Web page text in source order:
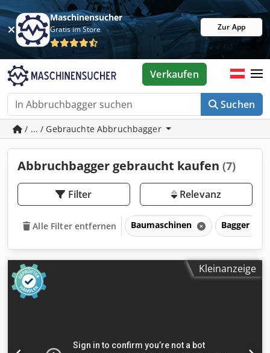
Maschinensucher
Gratis im Store Zur App
Suchen
Verkaufen
/ ... / Gebrauchte Abbruchbagger
Abbruchbagger gebraucht kaufen (7)
Filter Relevanz
Alle Filter entfernen Baumaschinen Bagger
Kleinanzeige